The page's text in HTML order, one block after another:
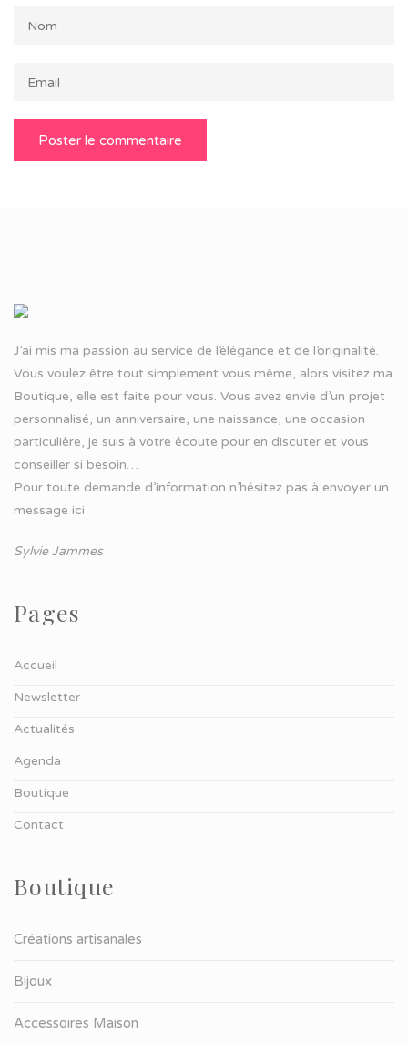
J’ai mis ma passion au service de l’élégance et de l’originalité.
Vous voulez être tout simplement vous même, alors visitez ma
Boutique, elle est faite pour vous. Vous avez envie d’un projet
personnalisé, un anniversaire, une naissance, une occasion
particulière, je suis à votre écoute pour en discuter et vous
conseiller si besoin…
Pour toute demande d’information n’hésitez pas à envoyer un
message ici
Sylvie Jammes
Pages
Accueil
Newsletter
Actualités
Agenda
Boutique
Contact
Boutique
Créations artisanales
Bijoux
Accessoires Maison